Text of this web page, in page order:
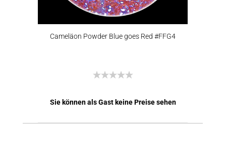
Cameläon Powder Blue goes Red #FFG4
Sie können als Gast keine Preise sehen